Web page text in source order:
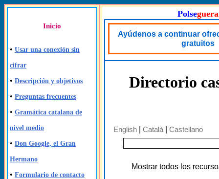
Inicio
• Usar una conexión sin
cifrar
• Descripción y objetivos
• Preguntas frecuentes
• Gramática catalana de
nivel medio
• Don Google, el Gran
Hermano
• Formulario de contacto
Polseguera
Ayúdenos a continuar
gratuitos
Directorio
English Català Castellano
Mostrar todos los